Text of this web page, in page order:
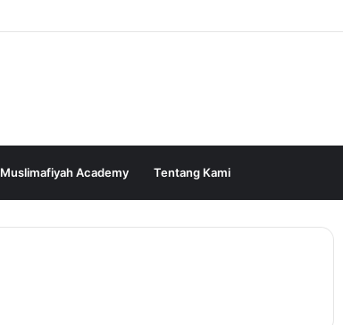
Muslimafiyah Academy Tentang Kami